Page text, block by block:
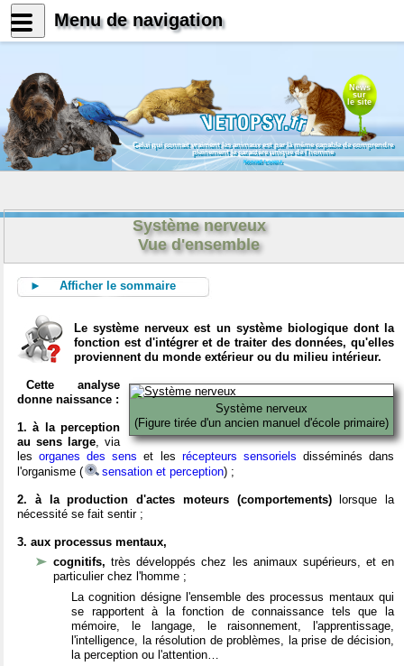
News
sur
le site
Celui qui connait vraiment les animaux est par là même capable de comprendre
pleinement le caractère unique de l'homme
Konrad Lorenz
Système nerveux
Vue d'ensemble
► Afficher le sommaire
Le système nerveux est un système biologique dont la
fonction est d'intégrer et de traiter des données, qu'elles
proviennent du monde extérieur ou du milieu intérieur.
Système nerveux
(Figure tirée d'un ancien manuel d'école primaire)
Cette analyse
donne naissance :
1. à la perception
au sens large, via
lesorganes des sens et les récepteurs sensoriels disséminés dans
l'organisme (
sensation et perception) ;
2. à la production d'actes moteurs (comportements)lorsque la
nécessité se fait sentir ;
3. aux processus mentaux,
cognitifs,très développés chez les animaux supérieurs, et en
particulier chez l'homme ;
La cognition désigne l'ensemble des processus mentaux qui
se rapportent à la fonction de connaissance tels que la
mémoire, le langage, le raisonnement, l'apprentissage,
l'intelligence, la résolution de problèmes, la prise de décision,
la perception ou l'attention…
Menu de navigation